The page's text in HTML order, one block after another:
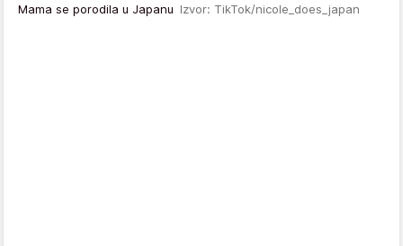
Mama se porodila u Japanu Izvor: TikTok/nicole_does_japan